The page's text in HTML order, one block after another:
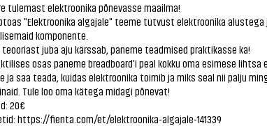
tulemast elektroonika põnevasse maailma!
"Elektroonika algajale" teeme tutvust elektroonika
komponente.
teooriast juba aju kärssab, paneme teadmised praktikasse ka!
osas paneme breadboard'i peal kokku oma esimese lihtsa
ja saa teada, kuidas elektroonika toimib ja miks seal nii palju
Tule loo oma kätega midagi põnevat!
20€
https://fienta.com/et/elektroonika-algajale-141339